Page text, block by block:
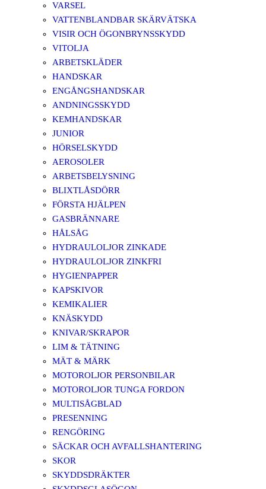
VARSEL
VATTENBLANDBAR SKÄRVÄTSKA
VISIR OCH ÖGONBRYNSSKYDD
VITOLJA
ARBETSKLÄDER
HANDSKAR
ENGÅNGSHANDSKAR
ANDNINGSSKYDD
KEMHANDSKAR
JUNIOR
HÖRSELSKYDD
AEROSOLER
ARBETSBELYSNING
BLIXTLÅSDÖRR
FÖRSTA HJÄLPEN
GASBRÄNNARE
HÅLSÅG
HYDRAULOLJOR ZINKADE
HYDRAULOLJOR ZINKFRI
HYGIENPAPPER
KAPSKIVOR
KEMIKALIER
KNÄSKYDD
KNIVAR/SKRAPOR
LIM & TÄTNING
MÄT & MÄRK
MOTOROLJOR PERSONBILAR
MOTOROLJOR TUNGA FORDON
MULTISÅGBLAD
PRESENNING
RENGÖRING
SÄCKAR OCH AVFALLSHANTERING
SKOR
SKYDDSDRÄKTER